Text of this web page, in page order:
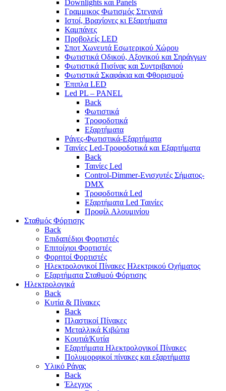
Downlights και Panels
Γραμμικος Φωτισμός Στεγανά
Ιστοί, Βραχίονες κι Εξαρτήματα
Καμπάνες
Προβολείς LED
Σποτ Χωνευτά Εσωτερικού Χώρου
Φωτιστικά Οδικού, Αξονικού και Σηράγγων
Φωτιστικά Πισίνας και Συντριβανιού
Φωτιστικά Σκαφάκια και Φθορισμού
Έπιπλα LED
Led PL – PANEL
Back
Φωτιστικά
Τροφοδοτικά
Εξαρτήματα
Ράγες-Φωτιστικά-Εξαρτήματα
Ταινίες Led-Τροφοδοτικά και Εξαρτήματα
Back
Ταινίες Led
Control-Dimmer-Ενισχυτές Σήματος-
DMX
Τροφοδοτικά Led
Εξαρτήματα Led Ταινίες
Προφίλ Αλουμινίου
Σταθμός Φόρτισης
Back
Επιδαπέδιοι Φορτιστές
Επιτoίχιοι Φορτιστές
Φορητοί Φορτιστές
Ηλεκτρολογικοί Πίνακες Ηλεκτρικού Οχήματος
Εξαρτήματα Σταθμού Φόρτισης
Ηλεκτρολογικά
Back
Κυτία & Πίνακες
Back
Πλαστικοί Πίνακες
Μεταλλικά Κιβώτια
Κουτιά/Κυτία
Εξαρτήματα Ηλεκτρολογικοί Πίνακες
Πολυμορφικοί πίνακες και εξαρτήματα
Υλικό Ράγας
Back
Έλεγχος